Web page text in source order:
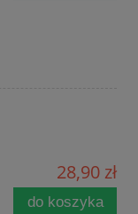
28,90 zł
do koszyka